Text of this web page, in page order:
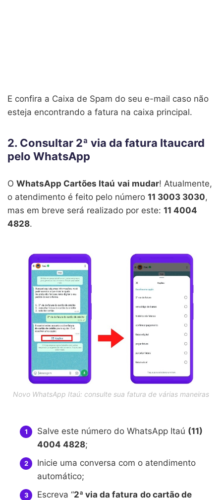
E confira a Caixa de Spam do seu e-mail caso não
esteja encontrando a fatura na caixa principal.
2. Consultar 2ª via da fatura Itaucard
pelo WhatsApp
O WhatsApp Cartões Itaú vai mudar! Atualmente,
o atendimento é feito pelo número 11 3003 3030,
mas em breve será realizado por este: 11 4004
4828.
Novo WhatsApp Itaú: consulte sua fatura de várias maneiras
Salve este número do WhatsApp Itaú (11)
4004 4828;
Inicie uma conversa com o atendimento
automático;
Escreva “2ª via da fatura do cartão de